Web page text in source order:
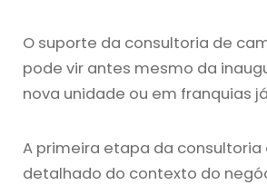
O suporte da consultoria de
pode vir antes mesmo da
nova unidade ou em franquias
A primeira etapa da consultoria
detalhado do contexto do